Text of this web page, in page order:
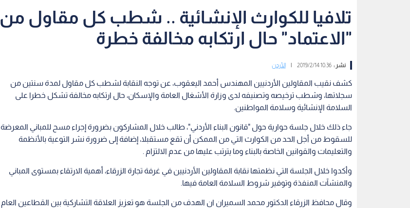
تلافيا للكوارث الإنشائية .. شطب كل مقاول من
"الاعتماد" حال ارتكابه مخالفة خطرة
نشر :10:36 2019/2/14 الأردن
كشف نقيب المقاولين الأردنيين المهندس أحمد اليعقوب، عن توجه النقابة لشطب كل مقاول لمدة سنتين من
سجلاتها، وشطب ترخيصه وتصنيفه لدى وزارة الأشغال العامة والإسكان، حال ارتكابه مخالفة تشكل خطرا على
السلامة الإنشائية وسلامة المواطنين.
جاء ذلك خلال جلسة حوارية حول "قانون البناء الأردني"، طالب خلال المشاركون بضرورة إجراء مسح للمباني المعرضة
للسقوط من أجل الحد من الكوارث التي من الممكن أن تقع مستقبلا، إضافة إلى ضرورة نشر التوعية بالأنظمة
والتعليمات والقوانين الخاصة بالبناء وما يترتب عليها من عدم الالتزام .
وأكدوا خلال الجلسة التي نظمتها نقابة المقاولين الأردنيين في غرفة تجارة الزرقاء، أهمية الارتقاء بمستوى المباني
والمنشآت المنفذة وتوفير شروط السلامة العامة فيها.
وقال محافظ الزرقاء الدكتور محمد السميران ان الهدف من الجلسة هو تعزيز العلاقة التشاركية بين القطاعين العام